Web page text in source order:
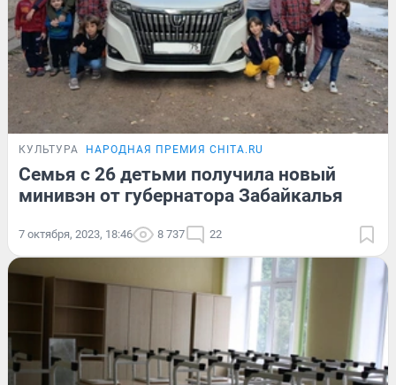
КУЛЬТУРА НАРОДНАЯ ПРЕМИЯ CHITA.RU
Семья с 26 детьми получила новый
минивэн от губернатора Забайкалья
7 октября, 2023, 18:46 8 737 22